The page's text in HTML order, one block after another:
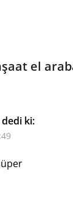
el
dedi ki: